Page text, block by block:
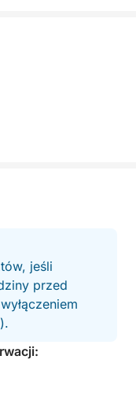
Po
Od
po
miasta, do
elegancką i
we wszystkie
dla
ciesz się świeżo
między
a cichym
lub
ta
jak i
łodzią — to
jeśli
przed